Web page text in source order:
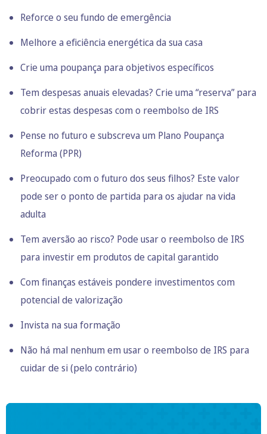
Reforce o seu fundo de emergência
Melhore a eficiência energética da sua casa
Crie uma poupança para objetivos específicos
Tem despesas anuais elevadas? Crie uma “reserva” para
cobrir estas despesas com o reembolso de IRS
Pense no futuro e subscreva um Plano Poupança
Reforma (PPR)
Preocupado com o futuro dos seus filhos? Este valor
pode ser o ponto de partida para os ajudar na vida
adulta
Tem aversão ao risco? Pode usar o reembolso de IRS
para investir em produtos de capital garantido
Com finanças estáveis pondere investimentos com
potencial de valorização
Invista na sua formação
Não há mal nenhum em usar o reembolso de IRS para
cuidar de si (pelo contrário)